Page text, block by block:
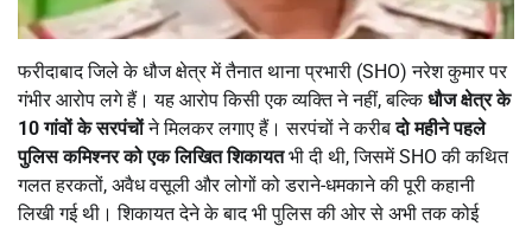
फरीदाबाद जिले के धौज क्षेत्र में तैनात थाना प्रभारी (SHO) नरेश कुमार पर
गंभीर आरोप लगे हैं। यह आरोप किसी एक व्यक्ति ने नहीं, बल्किधौज क्षेत्र के
10गांवों के सरपंचोंने मिलकर लगाए हैं। सरपंचों ने करीबदो महीने पहले
पुलिस कमिश्नर को एक लिखित शिकायतभी दी थी, जिसमें SHO की कथित
गलत हरकतों, अवैध वसूली और लोगों को डराने-धमकाने की पूरी कहानी
लिखी गई थी। शिकायत देने के बाद भी पुलिस की ओर से अभी तक कोई